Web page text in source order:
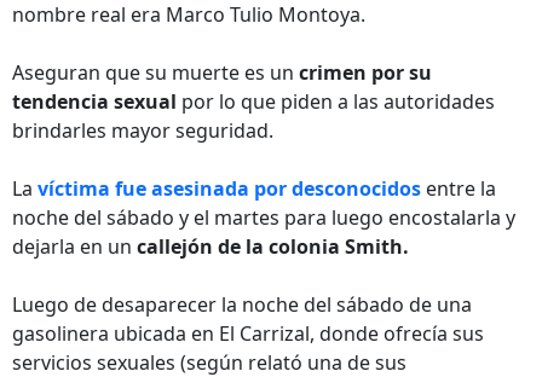
nombre real era Marco Tulio Montoya.
Aseguran que su muerte es un crimen por su
tendencia sexual por lo que piden a las autoridades
brindarles mayor seguridad.
La víctima fue asesinada por desconocidos entre la
noche del sábado y el martes para luego encostalarla y
dejarla en un callejón de la colonia Smith.
Luego de desaparecer la noche del sábado de una
gasolinera ubicada en El Carrizal, donde ofrecía sus
servicios sexuales (según relató una de sus